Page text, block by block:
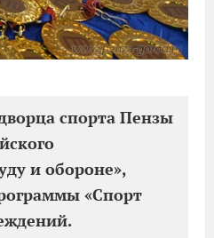
спорта Пензы
и обороне»,
«Спорт